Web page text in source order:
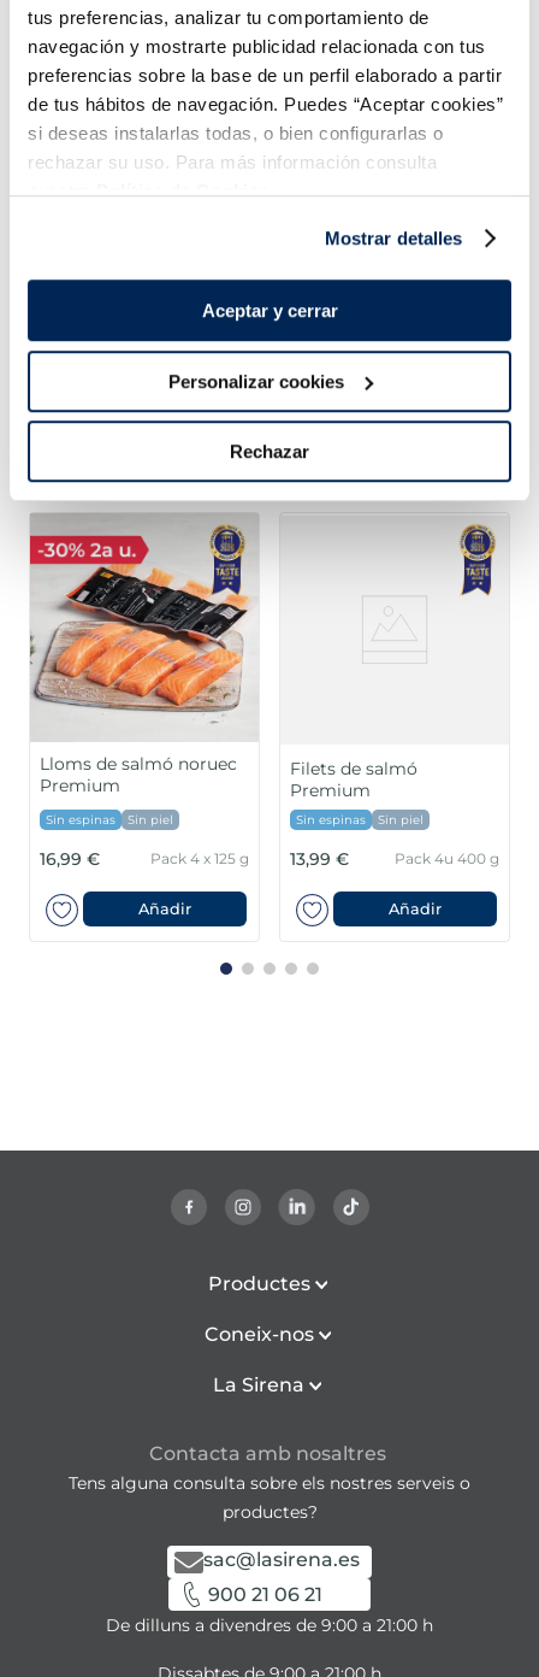
tus preferencias, analizar tu comportamiento de
navegación y mostrarte publicidad relacionada con tus
preferencias sobre la base de un perfil elaborado a partir
de tus hábitos de navegación. Puedes “Aceptar cookies”
si deseas instalarlas todas, o bien configurarlas o
rechazar su uso. Para más información consulta
nuestraPolítica de Cookies.
Mostrar detalles
Aceptar y cerrar
Personalizar cookies
Rechazar
Sandvitx nata sense
sucres afegits
Sin azucares añadidos
2,99 €
Caixa 6 u 600
Mini Bescuit Nata i
Xocolata
3,49 € Caixa 6 u 510 ml
Añadir
Combina-ho i fes un menú de 10!
Lloms de salmó noruec
Premium
Sin espinas Sin piel
16,99 € Pack 4 x 125 g
Añadir
Filets de salmó
Premium
Sin espinas Sin piel
13,99 € Pack 4u 400 g
Añadir
Productes
Coneix-nos
La Sirena
Contacta amb nosaltres
Tens alguna consulta sobre els nostres serveis o
productes?
sac@lasirena.es
900 21 06 21
De dilluns a divendres de 9:00 a 21:00 h